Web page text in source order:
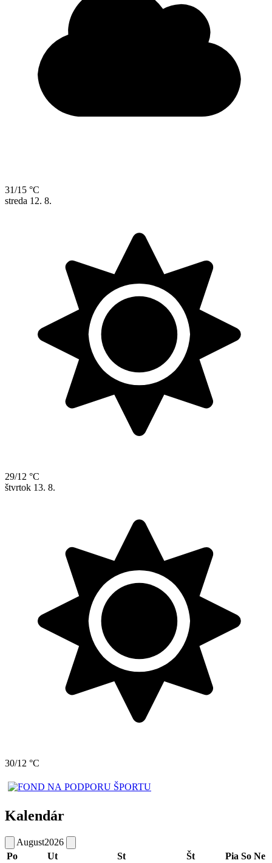
31/15 °C
streda 12. 8.
29/12 °C
štvrtok 13. 8.
30/12 °C
Kalendár
August2026
Po
Ut St Št Pia So Ne